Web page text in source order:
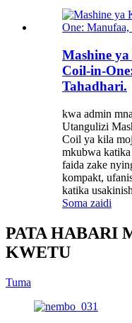
Mashine
Coil-in-
Tahadhari.
kwa admin
Utangulizi
Coil ya kila
mkubwa
faida zake
kompakt,
katika
Soma zaidi
PATA HABARI
KWETU
Tuma